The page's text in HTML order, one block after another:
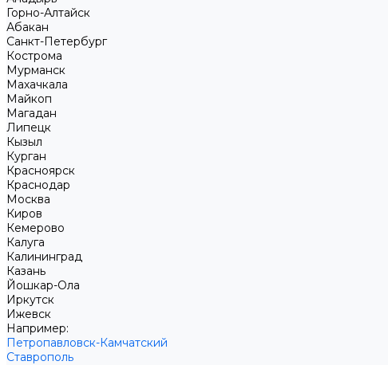
Горно-Алтайск
Абакан
Санкт-Петербург
Кострома
Мурманск
Махачкала
Майкоп
Магадан
Липецк
Кызыл
Курган
Красноярск
Краснодар
Москва
Киров
Кемерово
Калуга
Калининград
Казань
Йошкар-Ола
Иркутск
Ижевск
Например:
Петропавловск-Камчатский
Ставрополь